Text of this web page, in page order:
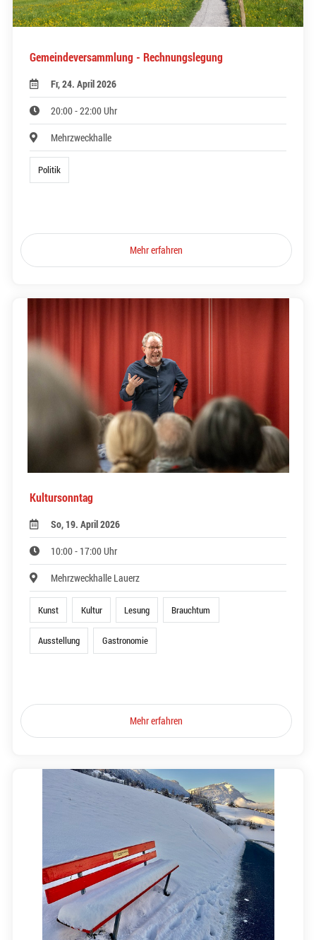
Gemeindeversammlung - Rechnungslegung
Fr, 24. April 2026
20:00 - 22:00 Uhr
Mehrzweckhalle
Politik
Mehr erfahren
Kultursonntag
So, 19. April 2026
10:00 - 17:00 Uhr
Mehrzweckhalle Lauerz
Kunst Kultur Lesung Brauchtum
Ausstellung Gastronomie
Mehr erfahren